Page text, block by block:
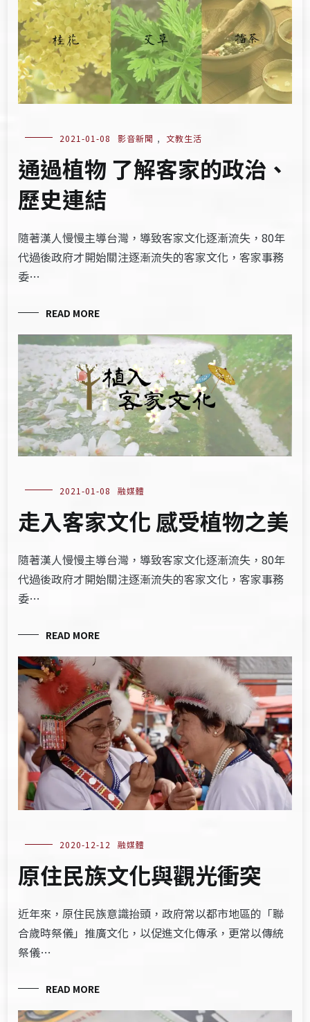
2021-01-08 影音新聞 , 文教生活
通過植物 了解客家的政治、
歷史連結
隨著漢人慢慢主導台灣，導致客家文化逐漸流失，80年
代過後政府才開始關注逐漸流失的客家文化，客家事務
委…
READ MORE
2021-01-08 融媒體
走入客家文化 感受植物之美
隨著漢人慢慢主導台灣，導致客家文化逐漸流失，80年
代過後政府才開始關注逐漸流失的客家文化，客家事務
委…
READ MORE
2020-12-12 融媒體
原住民族文化與觀光衝突
近年來，原住民族意識抬頭，政府常以都市地區的「聯
合歲時祭儀」推廣文化，以促進文化傳承，更常以傳統
祭儀…
READ MORE